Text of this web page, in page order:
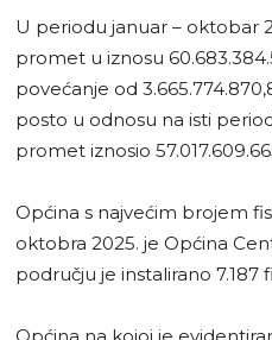
U periodu januar – oktobar
promet u iznosu
povećanje od
posto u odnosu na isti
promet iznosio
Općina s najvećim brojem
oktobra 2025. je Općina
području je instalirano 7.187